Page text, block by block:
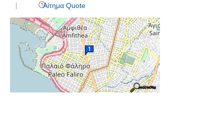
Αίτημα Quote